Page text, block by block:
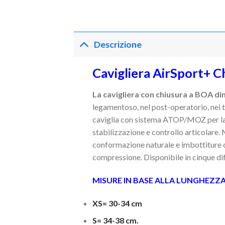
Descrizione
Cavigliera AirSport+
La cavigliera con chiusura a BOA
legamentoso, nel post-operatorio,
caviglia con sistema ATOP/MOZ per
stabilizzazione e controllo articolare.
conformazione naturale e imbottiture
compressione. Disponibile in cinque
MISURE IN BASE ALLA
XS= 30-34 cm
S= 34-38 cm.